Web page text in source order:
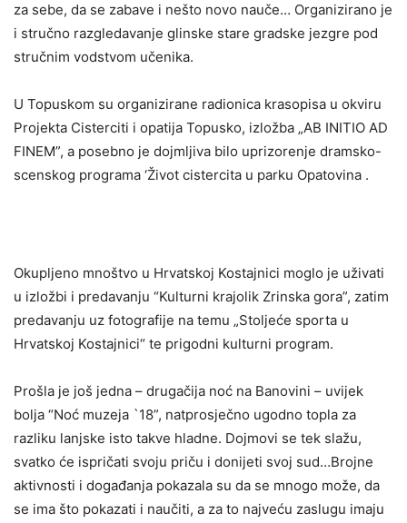
za sebe, da se zabave i nešto novo nauče… Organizirano je
i stručno razgledavanje glinske stare gradske jezgre pod
stručnim vodstvom učenika.
U Topuskom su organizirane radionica krasopisa u okviru
Projekta Cisterciti i opatija Topusko, izložba „AB INITIO AD
FINEM”, a posebno je dojmljiva bilo uprizorenje dramsko-
scenskog programa ‘Život cistercita u parku Opatovina .
Okupljeno mnoštvo u Hrvatskoj Kostajnici moglo je uživati
u izložbi i predavanju “Kulturni krajolik Zrinska gora”, zatim
predavanju uz fotografije na temu „Stoljeće sporta u
Hrvatskoj Kostajnici“ te prigodni kulturni program.
Prošla je još jedna – drugačija noć na Banovini – uvijek
bolja “Noć muzeja `18”, natprosječno ugodno topla za
razliku lanjske isto takve hladne. Dojmovi se tek slažu,
svatko će ispričati svoju priču i donijeti svoj sud…Brojne
aktivnosti i događanja pokazala su da se mnogo može, da
se ima što pokazati i naučiti, a za to najveću zaslugu imaju